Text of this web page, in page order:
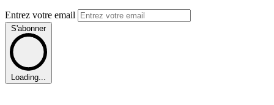
Entrez votre email
S'abonner
Loading...